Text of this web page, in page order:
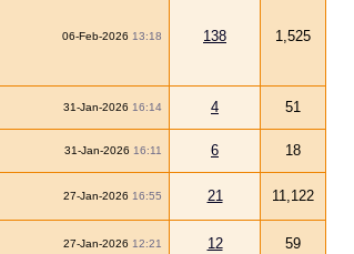
06-Feb-2026 13:18 138 1,525
31-Jan-2026 16:14 4 51
31-Jan-2026 16:11 6 18
27-Jan-2026 16:55 21 11,122
27-Jan-2026 12:21 12 59